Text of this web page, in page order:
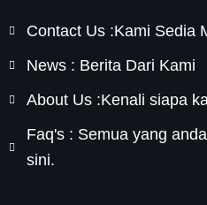
Contact Us :Kami Sedia
News : Berita Dari Kami
About Us :Kenali siapa
Faq's : Semua yang
sini.